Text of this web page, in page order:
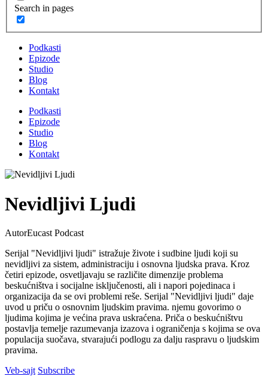
Search in pages
Podkasti
Epizode
Studio
Blog
Kontakt
Podkasti
Epizode
Studio
Blog
Kontakt
Nevidljivi Ljudi
AutorEucast Podcast
Serijal "Nevidljivi ljudi" istražuje živote i sudbine ljudi koji su
nevidljivi za sistem, administraciju i osnovna ljudska prava. Kroz
četiri epizode, osvetljavaju se različite dimenzije problema
beskućništva i socijalne isključenosti, ali i napori pojedinaca i
organizacija da se ovi problemi reše. Serijal "Nevidljivi ljudi" daje
uvod u priču o osnovnim ljudskim pravima. njemu govorimo o
ljudima kojima je većina prava uskraćena. Priča o beskućništvu
postavlja temelje razumevanja izazova i ograničenja s kojima se ova
populacija suočava, stvarajući podlogu za dalju raspravu o ljudskim
pravima.
Veb-sajt Subscribe